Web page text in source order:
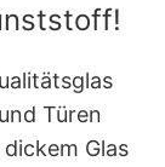
Türen
Glas